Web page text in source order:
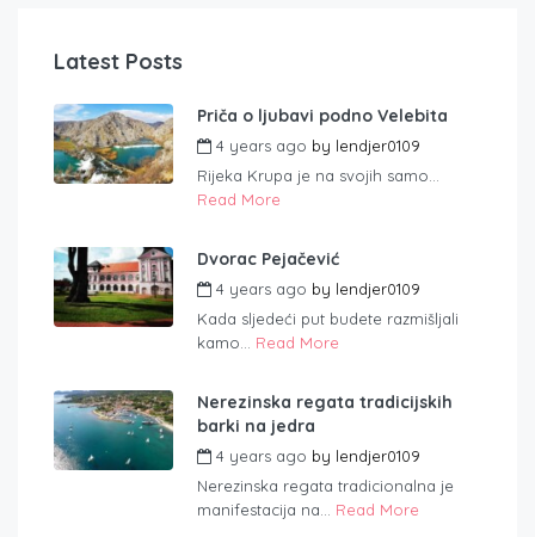
Latest Posts
Priča o ljubavi podno Velebita
4 years ago by lendjer0109
Rijeka Krupa je na svojih samo...
Read More
Dvorac Pejačević
4 years ago by lendjer0109
Kada sljedeći put budete razmišljali
kamo... Read More
Nerezinska regata tradicijskih
barki na jedra
4 years ago by lendjer0109
Nerezinska regata tradicionalna je
manifestacija na... Read More